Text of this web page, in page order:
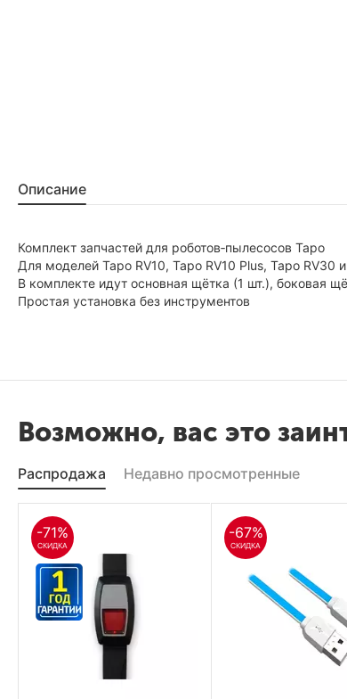
Описание
Комплект запчастей для роботов‑пылесосов Tapo
Для моделей Tapo RV10, Tapo RV10 Plus, Tapo RV30
В комплекте идут основная щётка (1 шт.), боковая
Простая установка без инструментов
Возможно, вас это
Распродажа Недавно просмотренные
-71%
СКИДКА
-67%
СКИДКА